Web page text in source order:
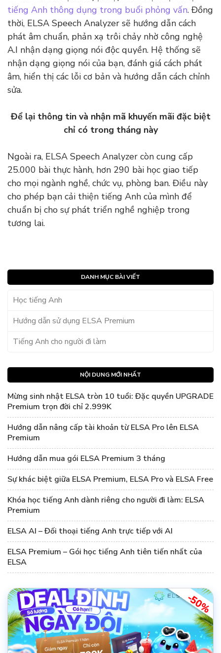
tiếng Anh thông dụng trong buổi phỏng vấn. Đồng
thời, ELSA Speech Analyzer sẽ hướng dẫn cách
phát âm chuẩn, phản xạ trôi chảy nhờ công nghệ
A.I nhận dạng giọng nói độc quyền. Hệ thống sẽ
nhận dạng giọng nói của bạn, đánh giá cách phát
âm, hiển thị các lỗi cơ bản và hướng dẫn cách chỉnh
sửa.
Để lại thông tin và nhận mã khuyến mãi đặc biệt
chỉ có trong tháng này
Ngoài ra, ELSA Speech Analyzer còn cung cấp
25.000 bài thực hành, hơn 290 bài học giao tiếp
cho mọi ngành nghề, chức vụ, phòng ban. Điều này
cho phép bạn cải thiện tiếng Anh của mình để
chuẩn bị cho sự phát triển nghề nghiệp trong
tương lai.
DANH MỤC BÀI VIẾT
Học tiếng Anh
Hướng dẫn sử dụng ELSA Premium
Tiếng Anh cho người đi làm
NỘI DUNG MỚI NHẤT
Mừng sinh nhật ELSA tròn 10 tuổi: Đặc quyền UPGRADE
Premium trọn đời chỉ 2.999K
Hướng dẫn nâng cấp tài khoản từ ELSA Pro lên ELSA
Premium
Hướng dẫn mua gói ELSA Premium 3 tháng
Sự khác biệt giữa ELSA Premium, ELSA Pro và ELSA Free
Khóa học tiếng Anh dành riêng cho người đi làm: ELSA
Premium
ELSA AI – Đối thoại tiếng Anh trực tiếp với AI
ELSA Premium – Gói học tiếng Anh tiên tiến nhất của
ELSA
-50%